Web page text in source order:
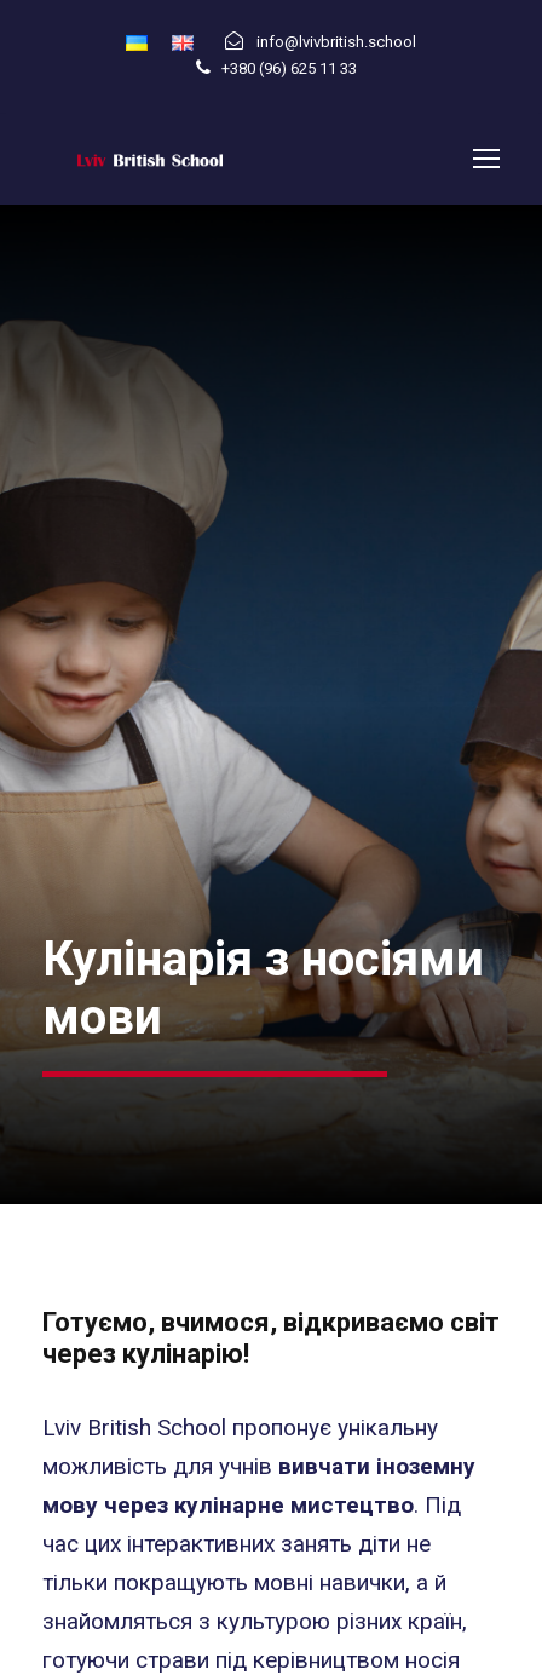
info@lvivbritish.school
+380 (96) 625 11 33
Кулінарія з носіями
мови
Готуємо, вчимося, відкриваємо світ
через кулінарію!
Lviv British School пропонує унікальну
можливість для учнів вивчати іноземну
мову через кулінарне мистецтво. Під
час цих інтерактивних занять діти не
тільки покращують мовні навички, а й
знайомляться з культурою різних країн,
готуючи страви під керівництвом носія